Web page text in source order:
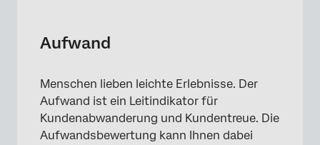
Aufwand
Menschen lieben leichte Erlebnisse. Der
Aufwand ist ein Leitindikator für
Kundenabwanderung und Kundentreue. Die
Aufwandsbewertung kann Ihnen dabei